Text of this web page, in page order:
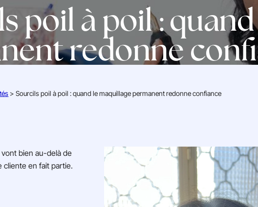
poil à poil :
redonne
> Sourcils poil à poil : quand le maquillage permanent redonne confiance
bien au-delà de
cliente en fait partie.